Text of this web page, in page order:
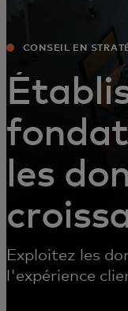
CONSEIL EN
les
Exploitez les
l'expérience